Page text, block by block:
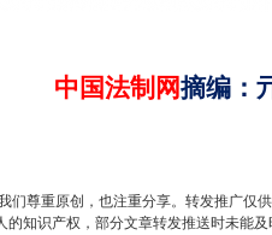
中国法制网摘编 ：
们尊重原创，也注重分享。转发推广仅
知识产权，部分文章转发推送时未能